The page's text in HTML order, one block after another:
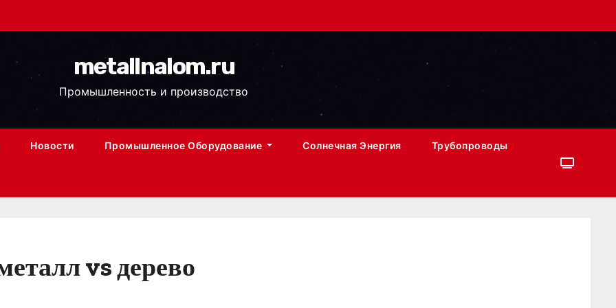
metallnalom.ru
Промышленность и производство
Новости Промышленное Оборудование Солнечная Энергия Трубопроводы
vs дерево